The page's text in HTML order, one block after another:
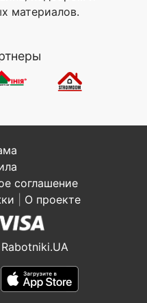
материалов.
соглашение
О проекте
Rabotniki.UA